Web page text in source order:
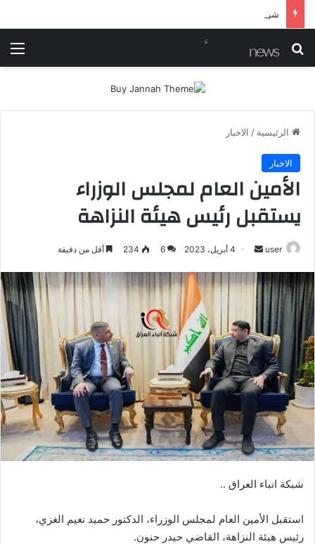
بحث عن
الرئيسية / الاخبار
الاخبار
الأمين العام لمجلس الوزراء
يستقبل رئيس هيئة النزاهة
user
أرسل
إلكترونيا
4 أبريل، 2023 6
234 أقل من دقيقة
شبكة انباء العراق ..
استقبل الأمين العام لمجلس الوزراء، الدكتور حميد نعيم الغزي،
رئيس هيئة النزاهة، القاضي حيدر حنون.